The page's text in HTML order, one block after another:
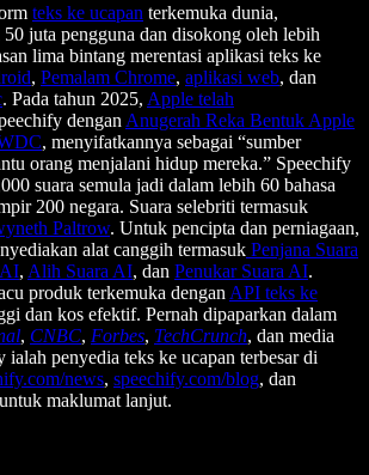
teks ke ucapan terkemuka dunia,
juta pengguna dan disokong oleh lebih
lima bintang merentasi aplikasi teks ke
, Pemalam Chrome, aplikasi web, dan
. Pada tahun 2025, Apple telah
dengan Anugerah Reka Bentuk Apple
, menyifatkannya sebagai “sumber
orang menjalani hidup mereka.” Speechify
suara semula jadi dalam lebih 60 bahasa
200 negara. Suara selebriti termasuk
Paltrow. Untuk pencipta dan perniagaan,
alat canggih termasuk Penjana Suara
AI, Alih Suara AI, dan Penukar Suara AI.
produk terkemuka dengan API teks ke
dan kos efektif. Pernah dipaparkan dalam
, CNBC, Forbes, TechCrunch, dan media
ialah penyedia teks ke ucapan terbesar di
news, speechify.com/blog, dan
untuk maklumat lanjut.